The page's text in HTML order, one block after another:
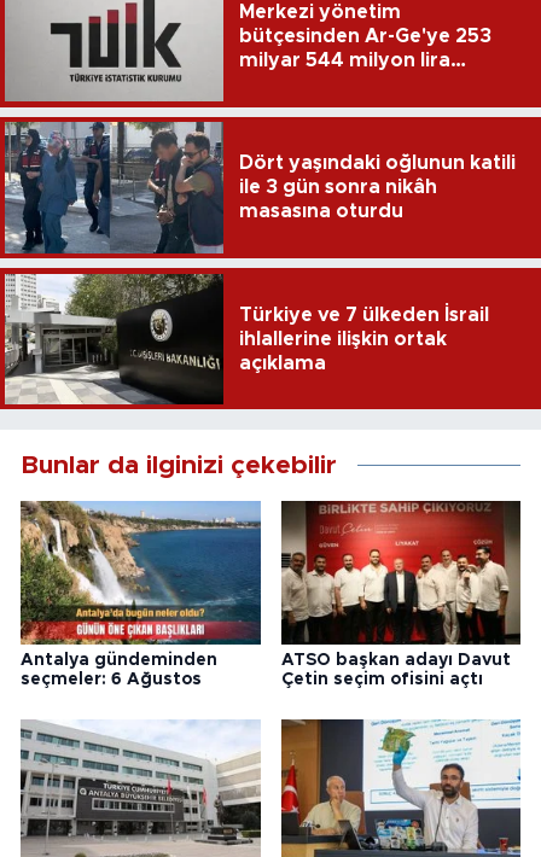
Merkezi yönetim
bütçesinden Ar-Ge'ye 253
milyar 544 milyon lira
Dört yaşındaki oğlunun katili
ile 3 gün sonra nikâh
masasına oturdu
Türkiye ve 7 ülkeden İsrail
ihlallerine ilişkin ortak
açıklama
Bunlar da ilginizi çekebilir
Antalya gündeminden
seçmeler: 6 Ağustos
ATSO başkan adayı Davut
Çetin seçim ofisini açtı